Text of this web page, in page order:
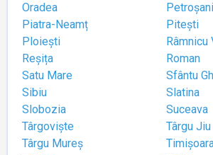
Oradea
Petroșani
Piatra-Neamț
Pitești
Ploiești
Râmnicu
Reșița
Roman
Satu Mare
Sfântu
Sibiu
Slatina
Slobozia
Suceava
Târgoviște
Târgu Jiu
Târgu Mureș